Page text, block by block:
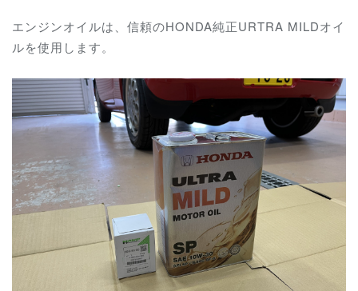
エンジンオイルは、信頼のHONDA純正URTRA MILDオイ
ルを使用します。